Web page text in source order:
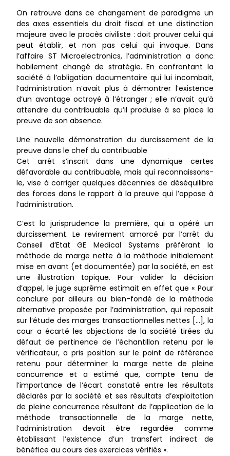
On retrouve dans ce changement de paradigme un
des axes essentiels du droit fiscal et une distinction
majeure avec le procès civiliste : doit prouver celui qui
peut établir, et non pas celui qui invoque. Dans
l’affaire ST Microelectronics, l’administration a donc
habilement changé de stratégie. En confrontant la
société à l’obligation documentaire qui lui incombait,
l’administration n’avait plus à démontrer l’existence
d’un avantage octroyé à l’étranger ; elle n’avait qu’à
attendre du contribuable qu’il produise à sa place la
preuve de son absence.
Une nouvelle démonstration du durcissement de la
preuve dans le chef du contribuable
Cet arrêt s’inscrit dans une dynamique certes
défavorable au contribuable, mais qui reconnaissons-
le, vise à corriger quelques décennies de déséquilibre
des forces dans le rapport à la preuve qui l’oppose à
l’administration.
C’est la jurisprudence la première, qui a opéré un
durcissement. Le revirement amorcé par l’arrêt du
Conseil d’Etat GE Medical Systems préférant la
méthode de marge nette à la méthode initialement
mise en avant (et documentée) par la société, en est
une illustration topique. Pour valider la décision
d’appel, le juge suprême estimait en effet que « Pour
conclure par ailleurs au bien-fondé de la méthode
alternative proposée par l’administration, qui reposait
sur l’étude des marges transactionnelles nettes […], la
cour a écarté les objections de la société tirées du
défaut de pertinence de l’échantillon retenu par le
vérificateur, a pris position sur le point de référence
retenu pour déterminer la marge nette de pleine
concurrence et a estimé que, compte tenu de
l’importance de l’écart constaté entre les résultats
déclarés par la société et ses résultats d’exploitation
de pleine concurrence résultant de l’application de la
méthode transactionnelle de la marge nette,
l’administration devait être regardée comme
établissant l’existence d’un transfert indirect de
bénéfice au cours des exercices vérifiés ».